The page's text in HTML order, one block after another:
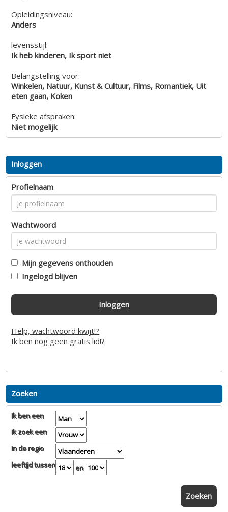
Opleidingsniveau:
Anders
levensstijl:
Ik heb kinderen, Ik sport niet
Belangstelling voor:
Winkelen, Natuur, Kunst & Cultuur, Films, Romantiek, Uit
eten gaan, Koken
Fysieke afspraken:
Niet mogelijk
Inloggen
Profielnaam
Wachtwoord
Mijn gegevens onthouden
Ingelogd blijven
Inloggen
Help, wachtwoord kwijt!?
Ik ben nog geen gratis lid!?
Zoeken
Ik ben een
Ik zoek een
In de regio
leeftijd tussen
en
Zoeken